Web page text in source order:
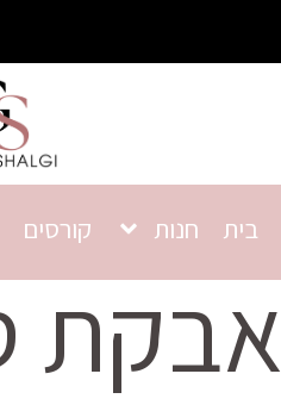
בית חנות קורסים
אבקת